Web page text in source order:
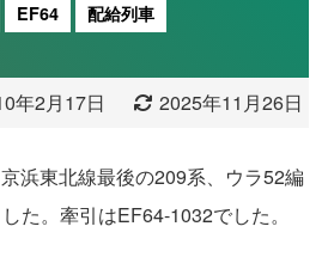
EF64
配給列車
年2月17日 2025年11月26日
浜東北線最後の209系、ウラ52編
た。牽引はEF64-1032でした。